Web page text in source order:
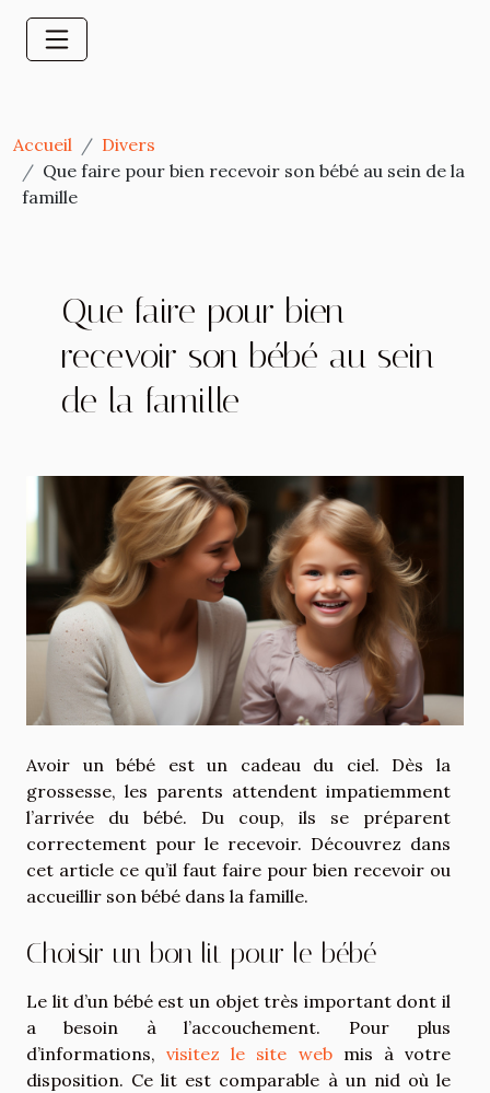
Accueil
Divers
Que faire pour bien recevoir son bébé au sein de la
famille
Que faire pour bien
recevoir son bébé au sein
de la famille
Avoir un bébé est un cadeau du ciel. Dès la
grossesse, les parents attendent impatiemment
l’arrivée du bébé. Du coup, ils se préparent
correctement pour le recevoir. Découvrez dans
cet article ce qu’il faut faire pour bien recevoir ou
accueillir son bébé dans la famille.
Choisir un bon lit pour le bébé
Le lit d’un bébé est un objet très important dont il
a besoin à l’accouchement. Pour plus
d’informations,visitez le site webmis à votre
disposition. Ce lit est comparable à un nid où le